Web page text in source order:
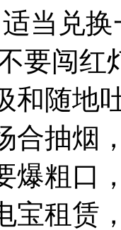
当兑
要闯红
和随地
合抽烟
爆粗口
宝租赁